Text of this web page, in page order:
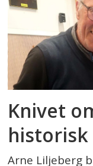
Knivet
Arne Liljeberg